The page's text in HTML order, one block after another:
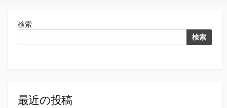
検索
検索
最近の投稿